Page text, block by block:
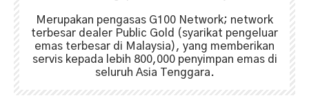
Merupakan pengasas G100 Network; network
terbesar dealer Public Gold (syarikat pengeluar
emas terbesar di Malaysia), yang memberikan
servis kepada lebih 800,000 penyimpan emas di
seluruh Asia Tenggara.